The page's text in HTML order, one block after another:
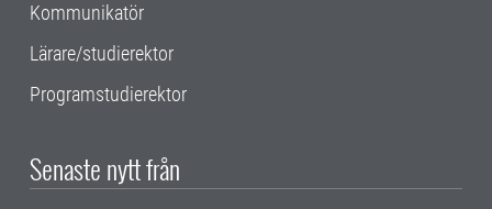
Kommunikatör
Lärare/studierektor
Programstudierektor
Senaste nytt från